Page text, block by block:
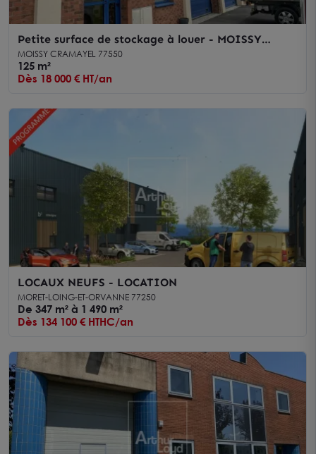
Petite surface de stockage à louer - MOISSY
CRAMAYEL
MOISSY CRAMAYEL 77550
125 m²
Dès 18 000 € HT/an
LOCAUX NEUFS - LOCATION
MORET-LOING-ET-ORVANNE 77250
De 347 m² à 1 490 m²
Dès 134 100 € HTHC/an